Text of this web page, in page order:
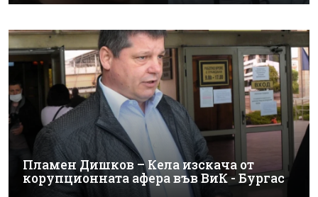
Пламен Дишков – Кела изскача от
корупционната афера във ВиК - Бургас